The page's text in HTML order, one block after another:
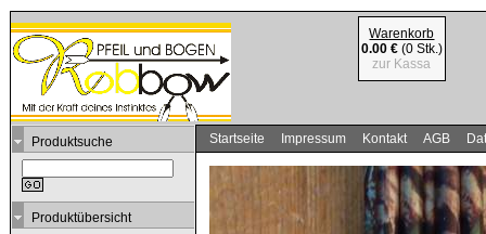
Warenkorb
0.00 € (0 Stk.)
zur Kassa
Produktsuche
Produktübersicht
Startseite Impressum Kontakt AGB